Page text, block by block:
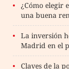
¿Cómo elegir
una buena
La inversión
Madrid en el
Claves de la